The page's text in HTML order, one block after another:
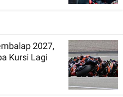
2027,
Kursi Lagi